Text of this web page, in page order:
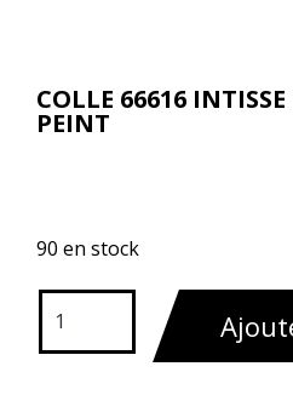
COLLE 66616
PEINT
90 en stock